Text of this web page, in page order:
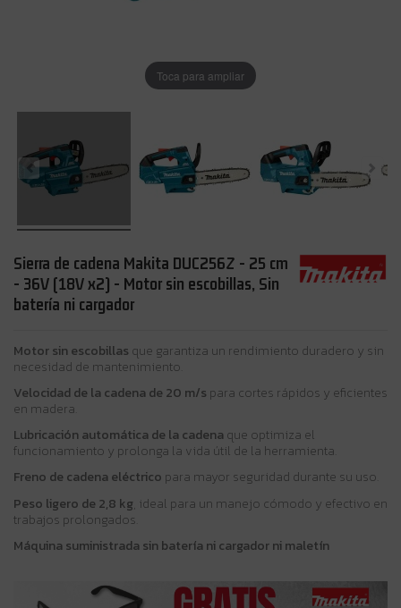
Toca para ampliar
Sierra de cadena Makita DUC256Z - 25 cm
- 36V (18V x2) - Motor sin escobillas, Sin
batería ni cargador
Motor sin escobillas que garantiza un rendimiento duradero y sin
necesidad de mantenimiento.
Velocidad de la cadena de 20 m/s para cortes rápidos y eficientes
en madera.
Lubricación automática de la cadena que optimiza el
funcionamiento y prolonga la vida útil de la herramienta.
Freno de cadena eléctrico para mayor seguridad durante su uso.
Peso ligero de 2,8 kg, ideal para un manejo cómodo y efectivo en
trabajos prolongados.
Máquina suministrada sin batería ni cargador ni maletín